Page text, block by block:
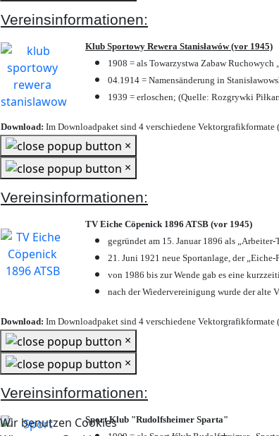
Wir benutzen Cookies
Vereinsinformationen:
Klub Sportowy Rewera Stanisławów (vor 1945)
1908 = als Towarzystwa Zabaw Ruchowych
04.1914 = Namensänderung in
1939 = erloschen; (Quelle: Rozgrywki
Download: Im Downloadpaket sind 4 verschiedene Vektorgrafikformate
×
×
Vereinsinformationen:
TV Eiche Cöpenick 1896 ATSB (vor 1945)
gegründet am 15. Januar 1896 als
21. Juni 1921 neue Sportanlage, der
von 1986 bis zur Wende gab es eine
nach der Wiedervereinigung wurde der alte
Download: Im Downloadpaket sind 4 verschiedene Vektorgrafikformate
×
×
Vereinsinformationen:
Sport Klub "Rudolfsheimer Sparta"